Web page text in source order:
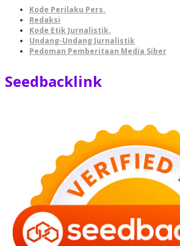
Kode Perilaku Pers.
Redaksi
Kode Etik Jurnalistik.
Undang-Undang Jurnalistik
Pedoman Pemberitaan Media Siber
Seedbacklink